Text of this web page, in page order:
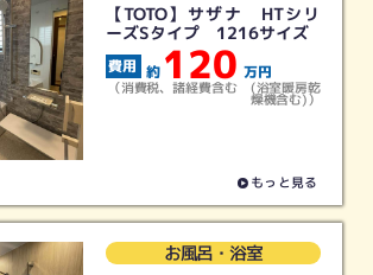
【TOTO】サザナ HTシリ
ーズSタイプ 1216サイズ
約 120 万円
（消費税、諸経費含む (浴室暖房乾
燥機含む)）
もっと見る
お風呂・浴室